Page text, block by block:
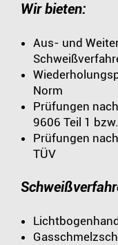
Wir bieten:
Aus- und
Norm
Prüfungen
9606 Teil 1
Prüfungen
TÜV